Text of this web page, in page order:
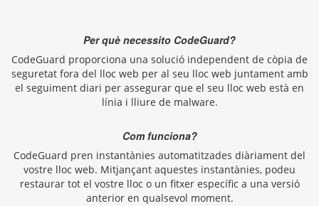
Per què necessito CodeGuard?
CodeGuard proporciona una solució independent de còpia de
seguretat fora del lloc web per al seu lloc web juntament amb
el seguiment diari per assegurar que el seu lloc web està en
línia i lliure de malware.
Com funciona?
CodeGuard pren instantànies automatitzades diàriament del
vostre lloc web. Mitjançant aquestes instantànies, podeu
restaurar tot el vostre lloc o un fitxer específic a una versió
anterior en qualsevol moment.